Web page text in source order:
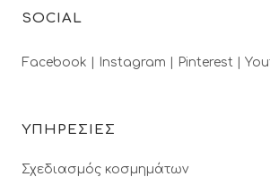
SOCIAL
Facebook | Instagram | Pinterest |
ΥΠΗΡΕΣΙΕΣ
Σχεδιασμός κοσμημάτων